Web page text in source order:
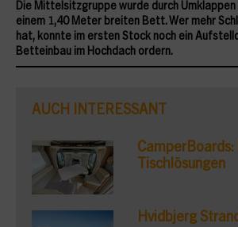
Die Mittelsitzgruppe wurde durch
einem 1,40 Meter breiten Bett. Wer mehr
hat, konnte im ersten Stock noch ein
Betteinbau im Hochdach ordern.
AUCH INTERESSANT
CamperBoards:
Tischlösungen
Hvidbjerg